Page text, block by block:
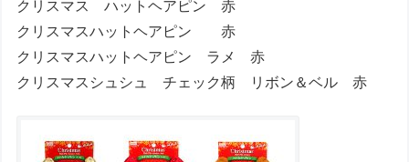
クリスマス ハットヘアピン 赤
クリスマスハットヘアピン 赤
クリスマスハットヘアピン ラメ 赤
クリスマスシュシュ チェック柄 リボン＆ベル 赤